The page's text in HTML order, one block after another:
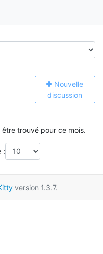
Nouvelle
discussion
trouvé pour ce mois.
:
version 1.3.7.